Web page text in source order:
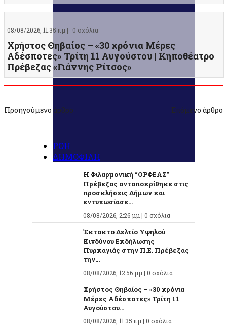
08/08/2026, 11:35 πμ | 0 σχόλια
Χρήστος Θηβαίος – «30 χρόνια Μέρες
Αδέσποτες» Τρίτη 11 Αυγούστου | Κηποθέατρο
Πρέβεζας «Γιάννης Ρίτσος»
Προηγούμενο άρθρο Επόμενο άρθρο
ΡΟΗ
ΔΗΜΟΦΙΛΗ
Η Φιλαρμονική “ΟΡΦΕΑΣ”
Πρέβεζας ανταποκρίθηκε στις
προσκλήσεις Δήμων και
εντυπωσίασε...
08/08/2026, 2:26 μμ | 0 σχόλια
Έκτακτο Δελτίο Υψηλού
Κινδύνου Εκδήλωσης
Πυρκαγιάς στην Π.Ε. Πρέβεζας
την...
08/08/2026, 12:56 μμ | 0 σχόλια
Χρήστος Θηβαίος – «30 χρόνια
Μέρες Αδέσποτες» Τρίτη 11
Αυγούστου...
08/08/2026, 11:35 πμ | 0 σχόλια